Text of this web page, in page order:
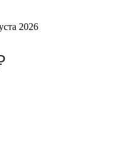
2026